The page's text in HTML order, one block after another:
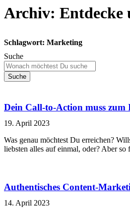
Archiv: Entdecke
Schlagwort: Marketing
Suche
Suche
Dein Call-to-Action muss zum
19. April 2023
Was genau möchtest Du erreichen?
liebsten alles auf einmal, oder? Aber
Authentisches Content-
14. April 2023